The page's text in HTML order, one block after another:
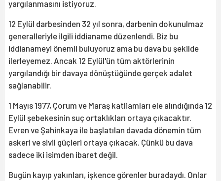
yargılanmasını istiyoruz.
12 Eylül darbesinden 32 yıl sonra, darbenin dokunulmaz
generalleriyle ilgili iddianame düzenlendi. Biz bu
iddianameyi önemli buluyoruz ama bu dava bu şekilde
ilerleyemez. Ancak 12 Eylül'ün tüm aktörlerinin
yargılandığı bir davaya dönüştüğünde gerçek adalet
sağlanabilir.
1 Mayıs 1977, Çorum ve Maraş katliamları ele alındığında 12
Eylül şebekesinin suç ortaklıkları ortaya çıkacaktır.
Evren ve Şahinkaya ile başlatılan davada dönemin tüm
askeri ve sivil güçleri ortaya çıkacak. Çünkü bu dava
sadece iki isimden ibaret değil.
Bugün kayıp yakınları, işkence görenler buradaydı. Onlar